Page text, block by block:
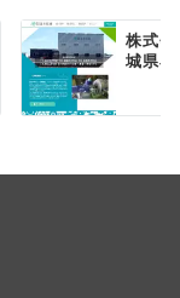
株式会
城県石